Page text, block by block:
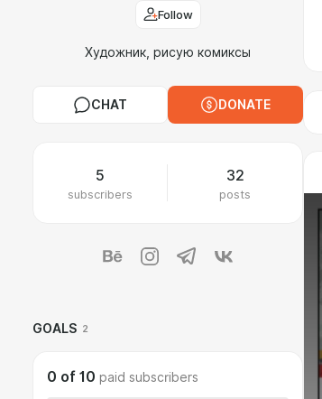
Follow
Художник, рисую комиксы
CHAT DONATE
5
subscribers
32
posts
GOALS 2
0 of 10 paid subscribers